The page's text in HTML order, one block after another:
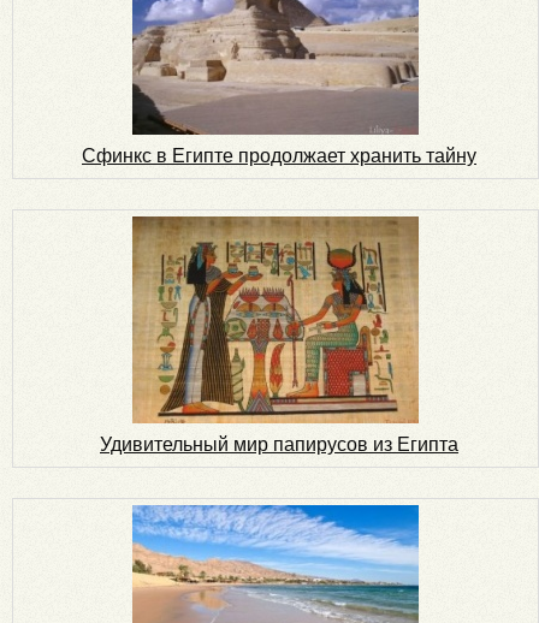
Сфинкс в Египте продолжает хранить тайну
Удивительный мир папирусов из Египта